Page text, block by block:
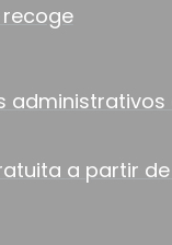
recoge
a partir